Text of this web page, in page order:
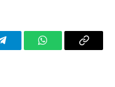
TelegramWhatsAppCopy